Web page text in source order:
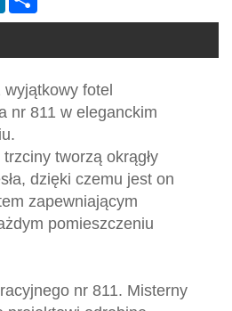
fotel
nr 811 w eleganckim
tworzą okrągły
dzięki czemu jest on
zapewniającym
pomieszczeniu
nr 811. Misterny